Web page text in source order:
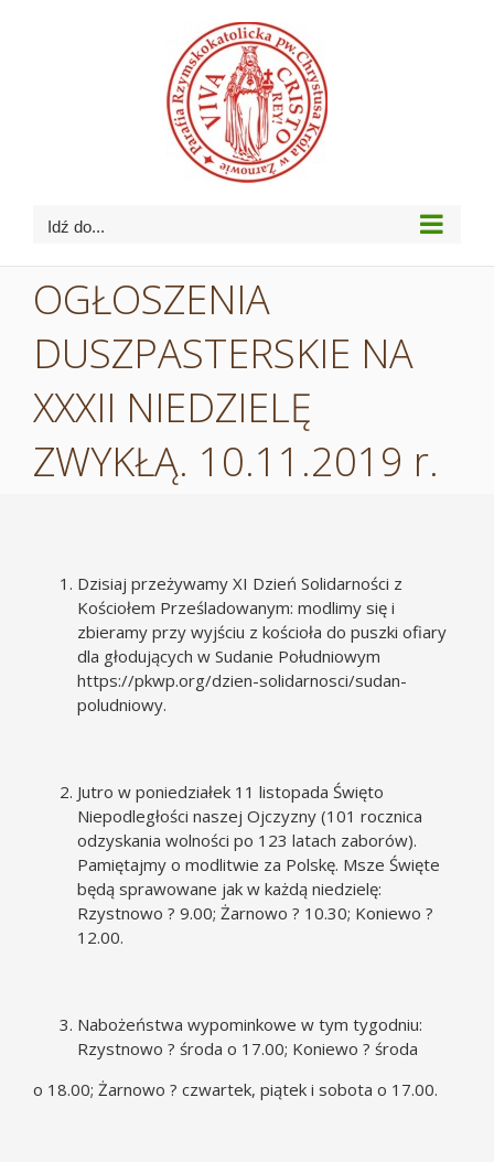
Idź do...
OGŁOSZENIA
DUSZPASTERSKIE NA
XXXII NIEDZIELĘ
ZWYKŁĄ. 10.11.2019 r.
Dzisiaj przeżywamy XI Dzień Solidarności z
Kościołem Prześladowanym: modlimy się i
zbieramy przy wyjściu z kościoła do puszki ofiary
dla głodujących w Sudanie Południowym
https://pkwp.org/dzien-solidarnosci/sudan-
poludniowy.
Jutro w poniedziałek 11 listopada Święto
Niepodległości naszej Ojczyzny (101 rocznica
odzyskania wolności po 123 latach zaborów).
Pamiętajmy o modlitwie za Polskę. Msze Święte
będą sprawowane jak w każdą niedzielę:
Rzystnowo ? 9.00; Żarnowo ? 10.30; Koniewo ?
12.00.
Nabożeństwa wypominkowe w tym tygodniu:
Rzystnowo ? środa o 17.00; Koniewo ? środa
o 18.00; Żarnowo ? czwartek, piątek i sobota o 17.00.